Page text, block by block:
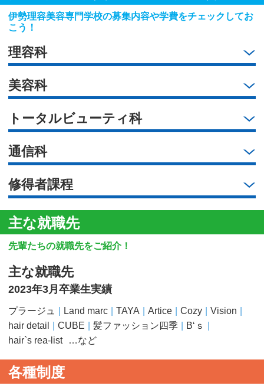
伊勢理容美容専門学校の募集内容や学費をチェックしてお
こう！
理容科
美容科
トータルビューティ科
通信科
修得者課程
主な就職先
先輩たちの就職先をご紹介！
主な就職先
2023年3月卒業生実績
プラージュ Land marc TAYA Artice Cozy
Vision
hair detail
CUBE 髪ファッション四季
B‘ｓ
hair`s rea-list
…など
各種制度